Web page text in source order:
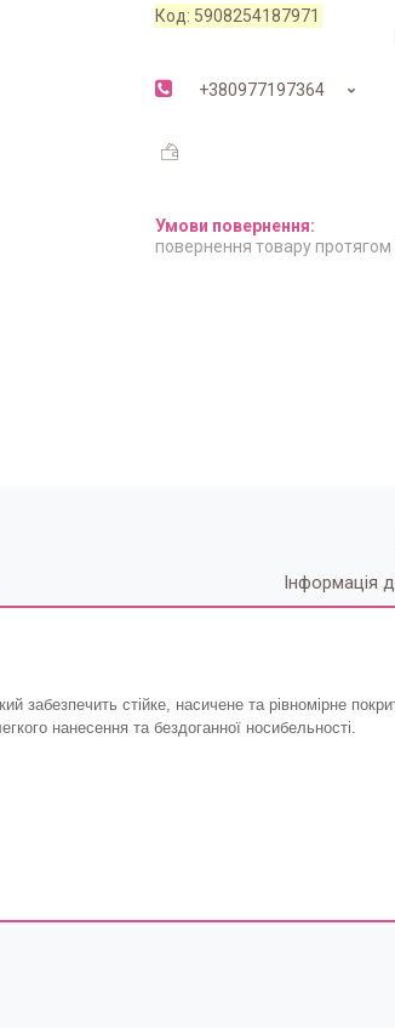
Код: 5908254187971
+380977197364
повернення товару протягом
Інформація
забезпечить стійке, насичене та рівномірне
нанесення та бездоганної носибельності.